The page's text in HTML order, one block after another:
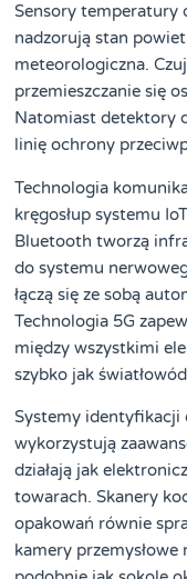
Sensory temperatury
nadzorują stan
meteorologiczna.
przemieszczanie się
Natomiast detektory
linię ochrony
Technologia
kręgosłup systemu
Bluetooth tworzą
do systemu
łączą się ze sobą
Technologia 5G
między wszystkimi
szybko jak
Systemy identyfikacji
wykorzystują
działają jak
towarach. Skanery
opakowań równie
kamery